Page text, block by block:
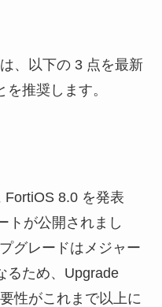
、以下の 3 点を最新
推奨します。
FortiOS 8.0 を発表
トが公開されまし
グレードはメジャー
るため、Upgrade
性がこれまで以上に